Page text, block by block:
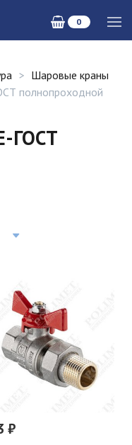
0
Шаровые краны
полнопроходной
ГОСТ
₽